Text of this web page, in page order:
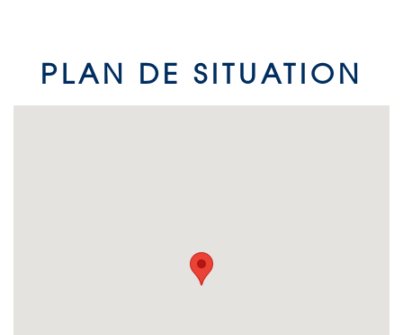
PLAN DE SITUATION